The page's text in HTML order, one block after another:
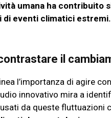
umana ha contribuito
di eventi climatici
il
l’importanza di agire
innovativo mira a
da queste fluttuazioni